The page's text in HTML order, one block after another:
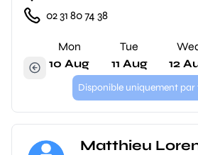
02 31 80 74 38
Mon
10 Aug
Tue
11 Aug
12
Disponible uniquement par
Matthieu